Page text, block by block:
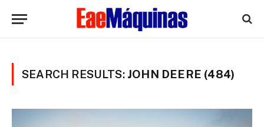
SEARCH RESULTS: JOHN DEERE (484)